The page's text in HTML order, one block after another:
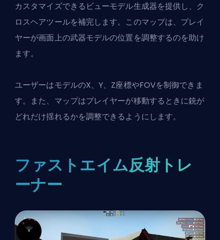
カスタマイズできるビューモデル生成器を提供し、ク
ロスヘアツールを補完します。このマップは、プレイ
ヤーが画面上の武器モデルの位置を調整するのを助け
ます。
ユーザーはモデルのX、Y、Z座標やFOVを制御できま
す。また、マップはプレイヤーが移動するときに銃が
どれだけ揺れるかを調整できるようにします。
ファストエイム反射トレ
ーナー